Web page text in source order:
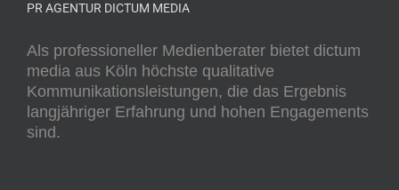
PR AGENTUR DICTUM MEDIA
Als professioneller Medienberater bietet dictum
media aus Köln höchste qualitative
Kommunikationsleistungen, die das Ergebnis
langjähriger Erfahrung und hohen Engagements
sind.